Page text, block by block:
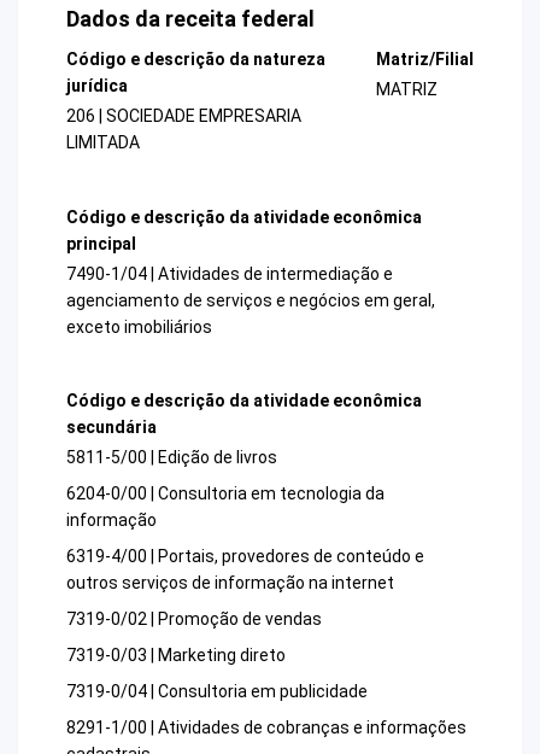
Dados da receita federal
Código e descrição da natureza
jurídica
206 | SOCIEDADE EMPRESARIA
LIMITADA
Matriz/Filial
MATRIZ
Código e descrição da atividade econômica
principal
7490-1/04 | Atividades de intermediação e
agenciamento de serviços e negócios em geral,
exceto imobiliários
Código e descrição da atividade econômica
secundária
5811-5/00 | Edição de livros
6204-0/00 | Consultoria em tecnologia da
informação
6319-4/00 | Portais, provedores de conteúdo e
outros serviços de informação na internet
7319-0/02 | Promoção de vendas
7319-0/03 | Marketing direto
7319-0/04 | Consultoria em publicidade
8291-1/00 | Atividades de cobranças e informações